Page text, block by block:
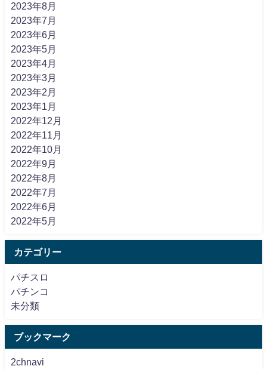
2023年8月
2023年7月
2023年6月
2023年5月
2023年4月
2023年3月
2023年2月
2023年1月
2022年12月
2022年11月
2022年10月
2022年9月
2022年8月
2022年7月
2022年6月
2022年5月
カテゴリー
パチスロ
パチンコ
未分類
ブックマーク
2chnavi